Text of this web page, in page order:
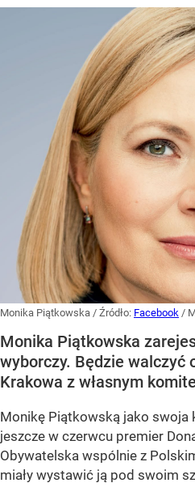
Monika Piątkowska / Źródło: Facebook /
Monika Piątkowska
wyborczy. Będzie walczyć
Krakowa z własnym
Monikę Piątkowską jako swoja
jeszcze w czerwcu premier
Obywatelska wspólnie z
miały wystawić ją pod swoim